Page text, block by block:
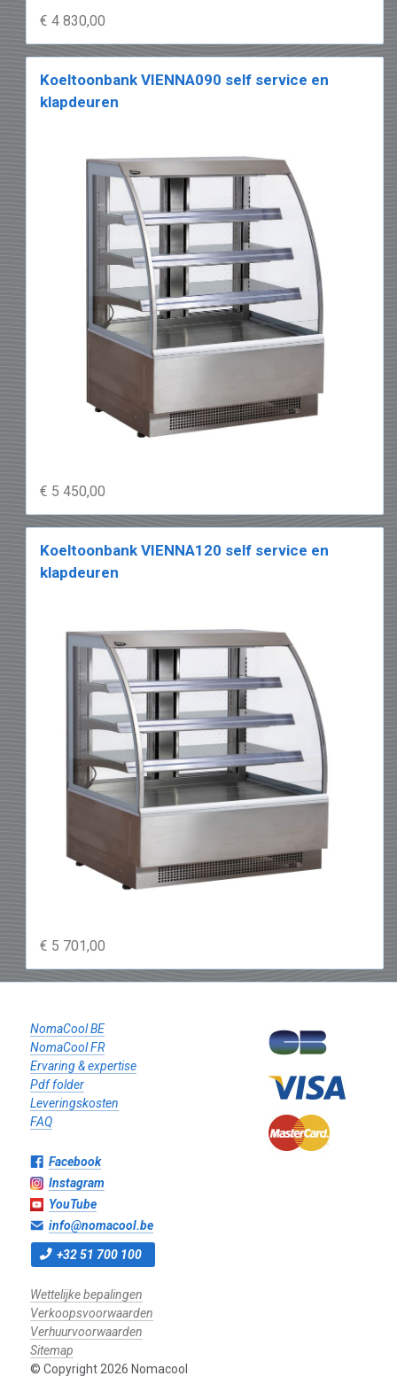
€ 4 830,00
Koeltoonbank VIENNA090 self service en
klapdeuren
€ 5 450,00
Koeltoonbank VIENNA120 self service en
klapdeuren
€ 5 701,00
NomaCool BE
NomaCool FR
Ervaring & expertise
Pdf folder
Leveringskosten
FAQ
Facebook
Instagram
YouTube
info@nomacool.be
+32 51 700 100
Wettelijke bepalingen
Verkoopsvoorwaarden
Verhuurvoorwaarden
Sitemap
© Copyright 2026 Nomacool